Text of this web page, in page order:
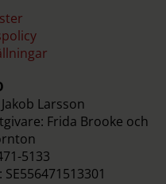
Larsson
Frida Brooke och
5133